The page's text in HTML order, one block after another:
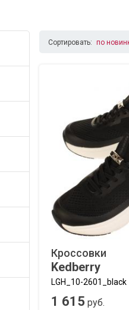
Сортировать: по
Кроссовки
Kedberry
LGH_10-2601_black
1 615 руб.